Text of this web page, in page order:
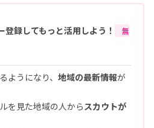
登録してもっと活用しよう！
無
ようになり、 地域の最新情報が
を見た地域の人から スカウトが